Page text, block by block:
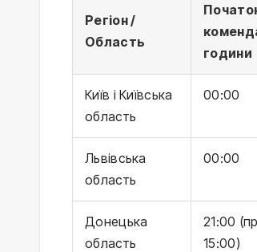
Регіон /
Область
години
Київ і Київська
область
00:00
Львівська
область
00:00
Донецька
область
21:00
15:00)